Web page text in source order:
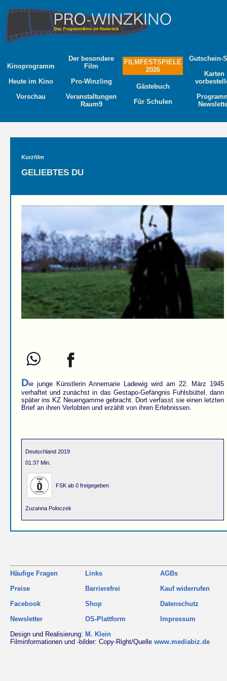
Kinoprogramm
Heute im Kino
Vorschau
Der besondere
Film
Pro-Winzling
Veranstaltungen
Raum9
FILMFESTSPIELE
2026
Gästebuch
Für Schulen
Gutschein-
Karten
Kurzfilm
GELIEBTES DU
Die junge Künstlerin Annemarie Ladewig wird am 22. März 1945
verhaftet und zunächst in das Gestapo-Gefängnis Fuhlsbüttel, dann
später ins KZ Neuengamme gebracht. Dort verfasst sie einen letzten
Brief an ihren Verlobten und erzählt von ihren Erlebnissen.
Deutschland 2019
01:37 Min.
FSK ab 0 freigegeben
Zuzanna Poloczek
Häufige Fragen
Preise
Facebook
Newsletter
Links
Barrierefrei
Shop
OS-Plattform
AGBs
Kauf widerrufen
Datenschutz
Impressum
Design und Realisierung: M. Klein
Filminformationen und -bilder: Copy-Right/Quelle www.mediabiz.de